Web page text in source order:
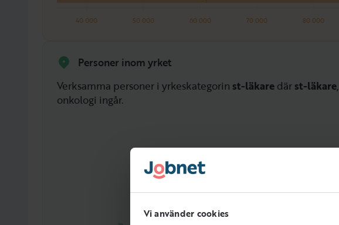
Vi använder cookies
40 000 50 000 60 000 70 000 80 000
Personer inom yrket
Verksamma personer i yrkeskategorin st-läkare där st-läkare,
onkologi ingår.